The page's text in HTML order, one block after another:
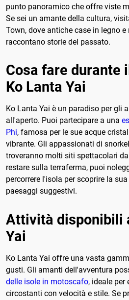
punto panoramico che offre viste
Se sei un amante della cultura,
Town, dove antiche case in legno
raccontano storie del passato.
Cosa fare durante
Ko Lanta Yai
Ko Lanta Yai è un paradiso per gli
all'aperto. Puoi partecipare a una
Phi, famosa per le sue acque
vibrante. Gli appassionati di
troveranno molti siti spettacolari
restare sulla terraferma, puoi
percorrere l'isola per scoprire la
paesaggi suggestivi.
Attività disponibili
Yai
Ko Lanta Yai offre una vasta
gusti. Gli amanti dell'avventura
delle isole in motoscafo, ideale per
circostanti con velocità e stile. Se